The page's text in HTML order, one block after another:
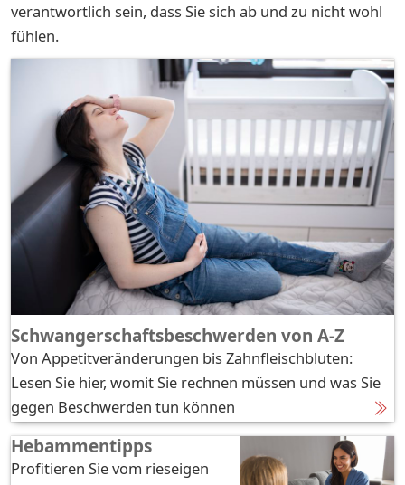
verantwortlich sein, dass Sie sich ab und zu nicht wohl
fühlen.
Schwangerschaftsbeschwerden von A-Z
Von Appetitveränderungen bis Zahnfleischbluten:
Lesen Sie hier, womit Sie rechnen müssen und was Sie
gegen Beschwerden tun können
Hebammentipps
Profitieren Sie vom rieseigen